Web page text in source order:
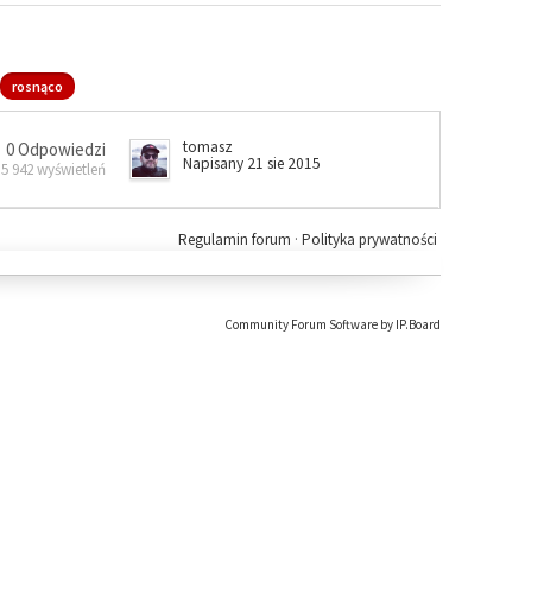
rosnąco
0 Odpowiedzi
5 942 wyświetleń
tomasz
Napisany 21 sie 2015
Polityka prywatności
Regulamin forum ·
Community Forum Software by IP.Board